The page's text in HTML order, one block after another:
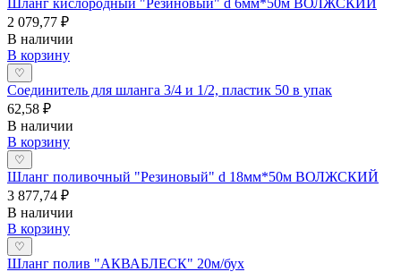
2 079,77 ₽
В наличии
В корзину
♡
Соединитель для шланга 3/4 и 1/2, пластик 50 в упак
62,58 ₽
В наличии
В корзину
♡
Шланг поливочный "Резиновый" d 18мм*50м ВОЛЖСКИЙ
3 877,74 ₽
В наличии
В корзину
♡
Шланг полив "АКВАБЛЕСК" 20м/бух